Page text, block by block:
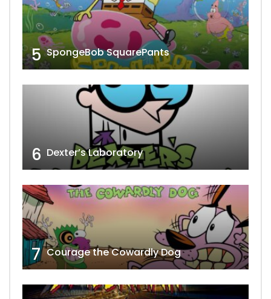
5 SpongeBob SquarePants
6 Dexter’s Laboratory
7 Courage the Cowardly Dog